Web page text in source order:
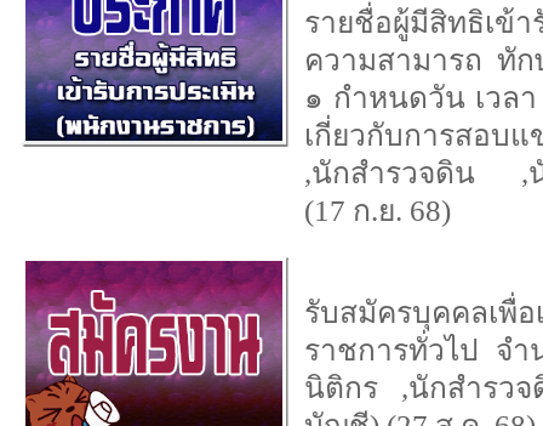
รายชื่อผู้มีสิทธิเข้า
ความสามารถ ทั
๑ กำหนดวัน เวล
เกี่ยวกับการสอบ
,นักสำรวจดิน ,นั
(17 ก.ย. 68)
รับสมัครบุคคลเพื่อ
ราชการทั่วไป จ
นิติกร ,นักสำรวจ